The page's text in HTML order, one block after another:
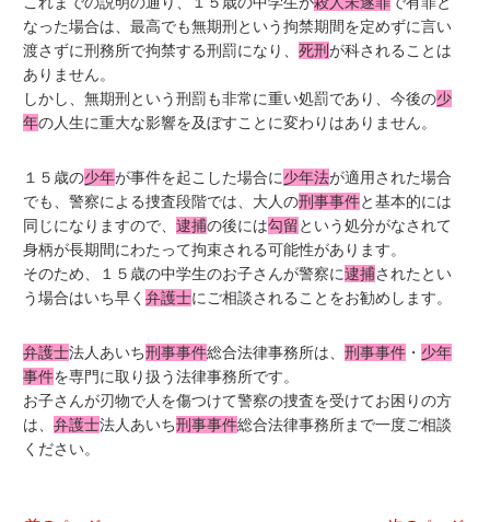
なった場合は、最高でも無期刑という拘禁期間を定めずに言い
渡さずに刑務所で拘禁する刑罰になり、死刑が科されることは
ありません。
しかし、無期刑という刑罰も非常に重い処罰であり、今後の少
年の人生に重大な影響を及ぼすことに変わりはありません。
１５歳の少年が事件を起こした場合に少年法が適用された場合
でも、警察による捜査段階では、大人の刑事事件と基本的には
同じになりますので、逮捕の後には勾留という処分がなされて
身柄が長期間にわたって拘束される可能性があります。
そのため、１５歳の中学生のお子さんが警察に逮捕されたとい
う場合はいち早く弁護士にご相談されることをお勧めします。
弁護士法人あいち刑事事件総合法律事務所は、刑事事件 ・ 少年
事件を専門に取り扱う法律事務所です。
お子さんが刃物で人を傷つけて警察の捜査を受けてお困りの方
は、弁護士法人あいち刑事事件総合法律事務所まで一度ご相談
ください。